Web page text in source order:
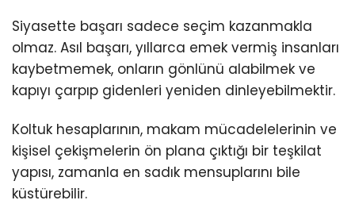
Siyasette başarı sadece seçim kazanmakla
olmaz. Asıl başarı, yıllarca emek vermiş insanları
kaybetmemek, onların gönlünü alabilmek ve
kapıyı çarpıp gidenleri yeniden dinleyebilmektir.
Koltuk hesaplarının, makam mücadelelerinin ve
kişisel çekişmelerin ön plana çıktığı bir teşkilat
yapısı, zamanla en sadık mensuplarını bile
küstürebilir.